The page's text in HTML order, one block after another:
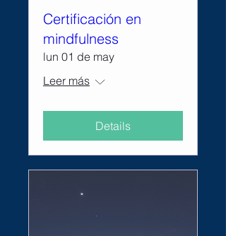
Certificación en
mindfulness
lun 01 de may
Leer más
Details